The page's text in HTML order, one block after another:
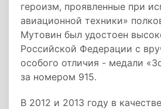
героизм, проявленные при
авиационной техники»
Мутовин был удостоен
Российской Федерации с
особого отличия - медали
за номером 915.
В 2012 и 2013 году в